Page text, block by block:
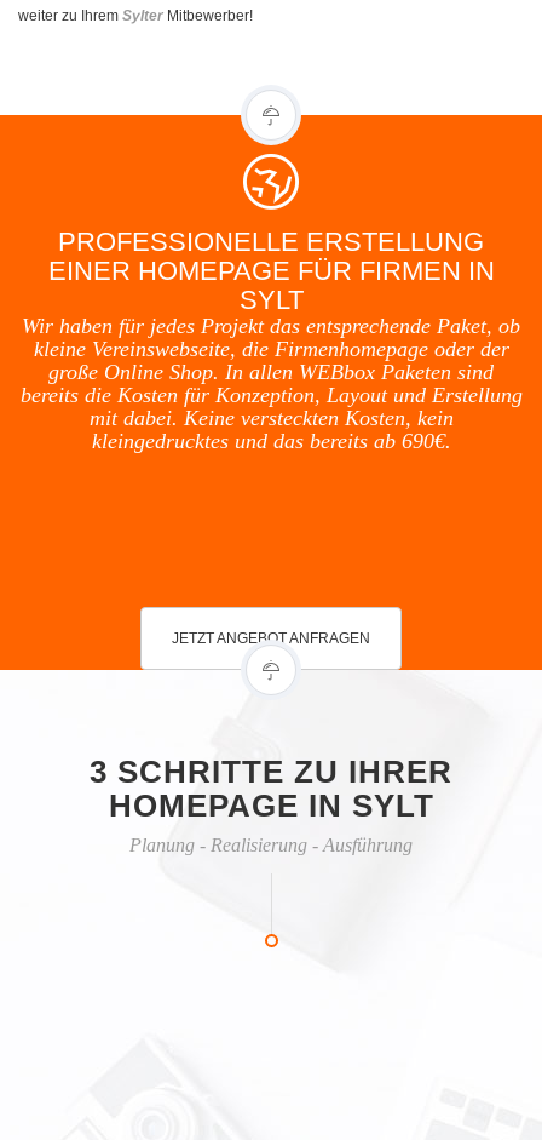
weiter zu Ihrem Sylter Mitbewerber!
PROFESSIONELLE ERSTELLUNG
EINER HOMEPAGE FÜR FIRMEN IN
SYLT
Wir haben für jedes Projekt das entsprechende Paket, ob
kleine Vereinswebseite, die Firmenhomepage oder der
große Online Shop. In allen WEBbox Paketen sind
bereits die Kosten für Konzeption, Layout und Erstellung
mit dabei. Keine versteckten Kosten, kein
kleingedrucktes und das bereits ab 690€.
JETZT ANGEBOT ANFRAGEN
3 SCHRITTE ZU IHRER
HOMEPAGE IN SYLT
Planung - Realisierung - Ausführung